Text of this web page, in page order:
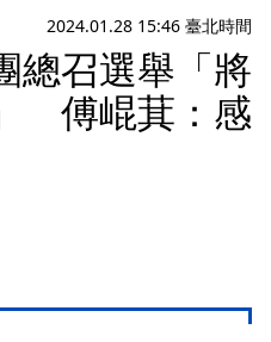
2024.01.28 15:46 臺北時間
總召選舉「將
傅崐萁：感